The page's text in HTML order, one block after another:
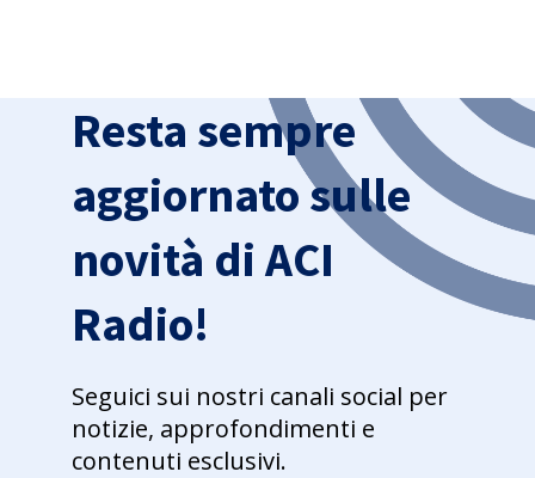
Resta sempre
aggiornato sulle
novità di ACI
Radio!
Seguici sui nostri canali social per
notizie, approfondimenti e
contenuti esclusivi.